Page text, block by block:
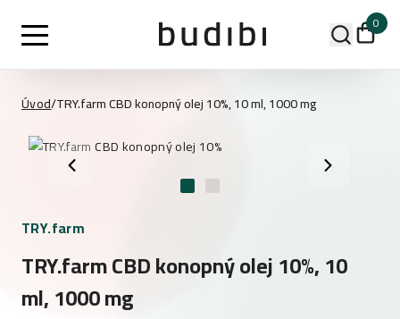
0
Úvod/TRY.farm CBD konopný olej 10%, 10 ml, 1000 mg
TRY.farm CBD konopný olej 10%, 10
ml, 1000 mg
TRY.farm